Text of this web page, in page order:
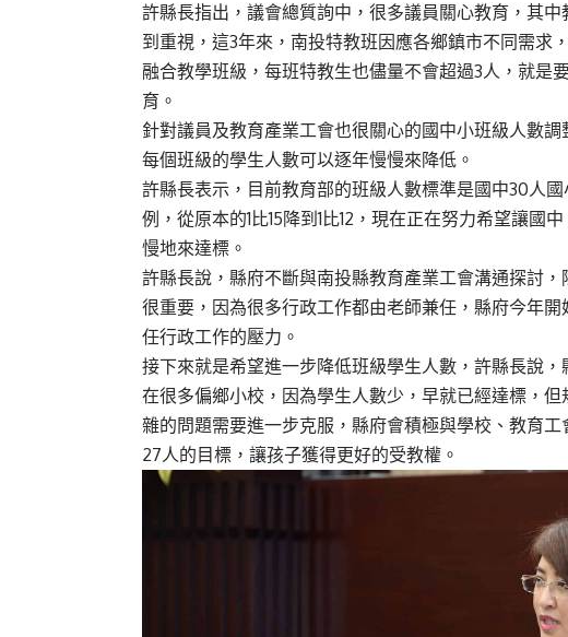
許縣長指出，議會總質詢中，很多議員關心教育，其
到重視，這3年來，南投特教班因應各鄉鎮市不同需求
融合教學班級，每班特教生也儘量不會超過3人，就是
育。
針對議員及教育產業工會也很關心的國中小班級人數
每個班級的學生人數可以逐年慢慢來降低。
許縣長表示，目前教育部的班級人數標準是國中30人
例，從原本的1比15降到1比12，現在正在努力希望讓
慢地來達標。
許縣長說，縣府不斷與南投縣教育產業工會溝通探討
很重要，因為很多行政工作都由老師兼任，縣府今年
任行政工作的壓力。
接下來就是希望進一步降低班級學生人數，許縣長說
在很多偏鄉小校，因為學生人數少，早就已經達標，
雜的問題需要進一步克服，縣府會積極與學校、教育
27人的目標，讓孩子獲得更好的受教權。